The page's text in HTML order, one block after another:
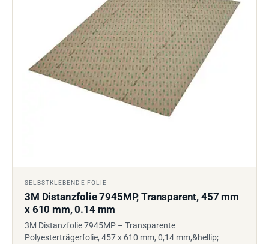
SELBSTKLEBENDE FOLIE
3M Distanzfolie 7945MP, Transparent, 457 mm
x 610 mm, 0.14 mm
3M Distanzfolie 7945MP – Transparente
Polyesterträgerfolie, 457 x 610 mm, 0,14 mm,&hellip;